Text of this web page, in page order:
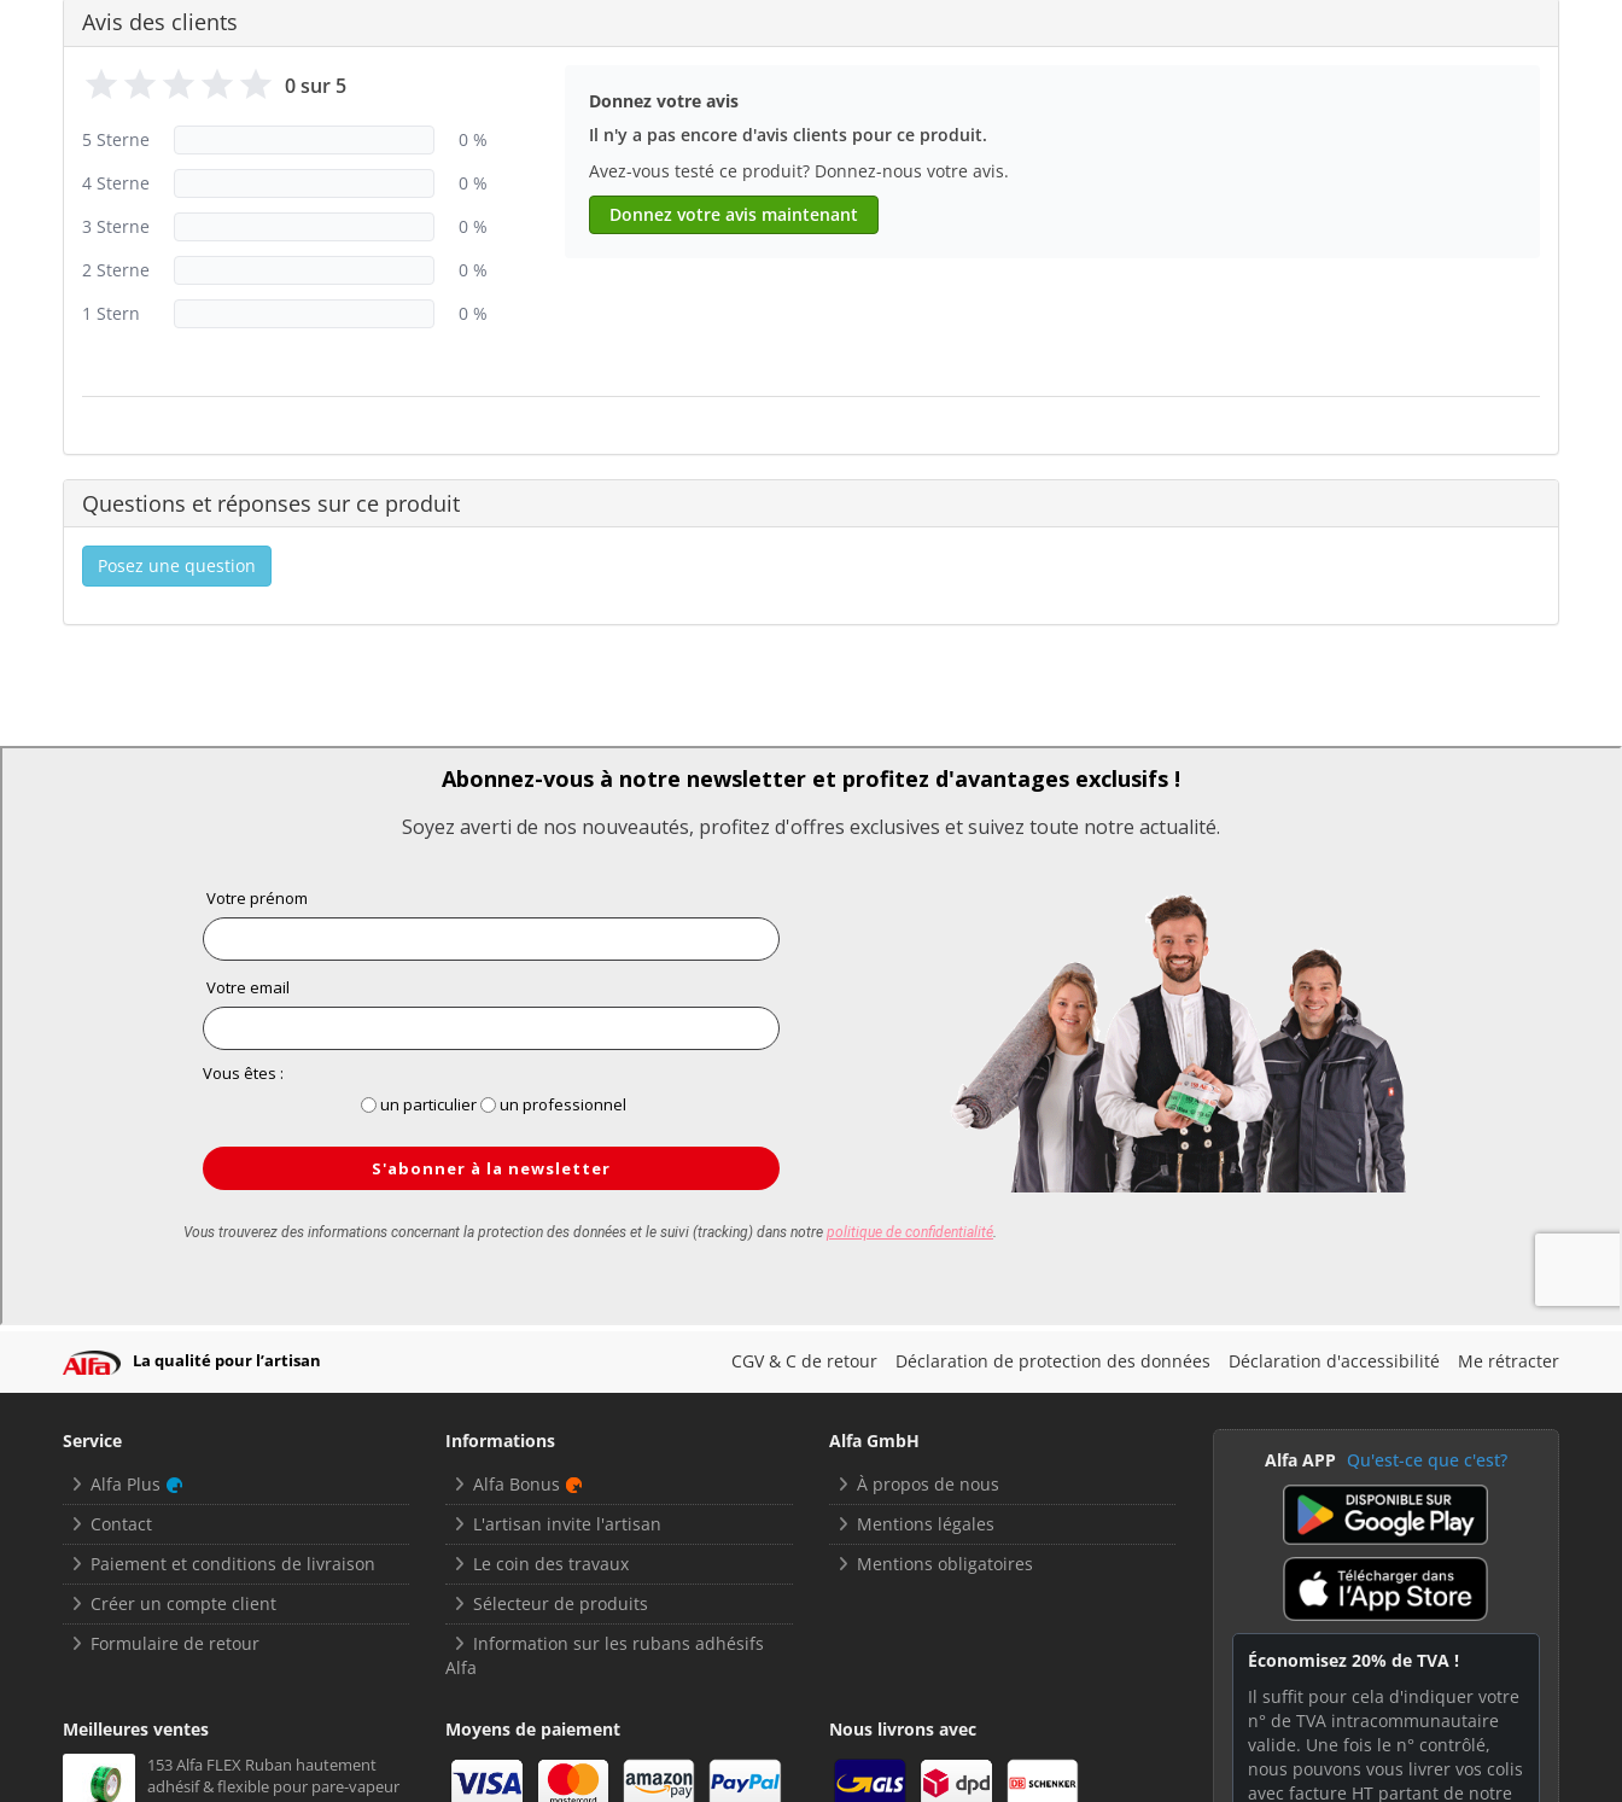
Avis des clients
0 sur 5
5 Sterne
0 %
4 Sterne
0 %
3 Sterne
0 %
2 Sterne
0 %
1 Stern
0 %
Donnez votre avis
Il n'y a pas encore d'avis clients pour ce produit.
Avez-vous testé ce produit? Donnez-nous votre avis.
Donnez votre avis maintenant
Questions et réponses sur ce produit
Posez une question
La qualité pour l’artisan CGV & C de retour Déclaration de protection des données Déclaration d'accessibilité Me rétracter
Service
Alfa Plus
Contact
Paiement et conditions de livraison
Créer un compte client
Formulaire de retour
Informations
Alfa Bonus
L'artisan invite l'artisan
Le coin des travaux
Sélecteur de produits
Information sur les rubans adhésifs
Alfa
Alfa GmbH
À propos de nous
Mentions légales
Mentions obligatoires
Meilleures ventes
153 Alfa FLEX Ruban hautement
adhésif & flexible pour pare-vapeur
Moyens de paiement Nous livrons avec
Alfa APP Qu'est-ce que c'est?
Économisez 20% de TVA !
Il suffit pour cela d'indiquer votre
n° de TVA intracommunautaire
valide. Une fois le n° contrôlé,
nous pouvons vous livrer vos colis
avec facture HT partant de notre